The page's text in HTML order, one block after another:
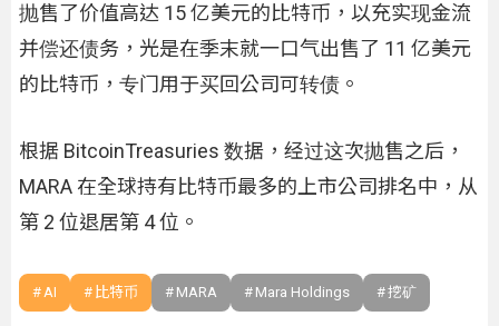
抛售了价值高达 15 亿美元的比特币，以充实现金流
并偿还债务，光是在季末就一口气出售了 11 亿美元
的比特币，专门用于买回公司可转债。
根据 BitcoinTreasuries 数据，经过这次抛售之后，
MARA 在全球持有比特币最多的上市公司排名中，从
第 2 位退居第 4 位。
AI 比特币 MARA Mara Holdings 挖矿